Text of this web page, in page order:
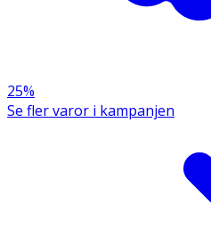
25%
Se fler varor i kampanjen